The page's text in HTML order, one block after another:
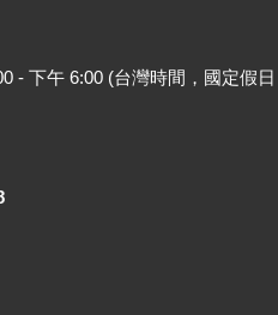
- 下午 6:00 (台灣時間，國定假日